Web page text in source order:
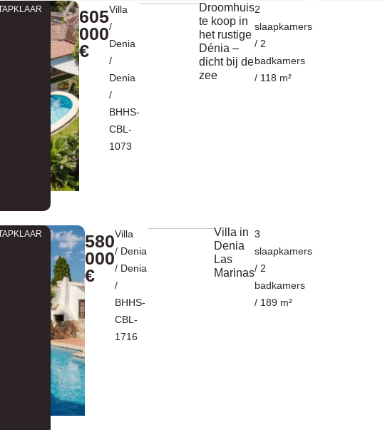
605
000
€
Villa
/
Denia
/
Denia
/
BHHS-
CBL-
1073
Droomhuis
te koop in
het rustige
Dénia –
dicht bij de
zee
2
slaapkamers
/ 2
badkamers
/ 118 m²
580
000
€
Villa
/ Denia
/ Denia
/
BHHS-
CBL-
1716
Villa in
Denia
Las
Marinas
3
slaapkamers
/ 2
badkamers
/ 189 m²